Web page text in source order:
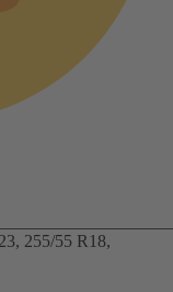
255/55 R18,